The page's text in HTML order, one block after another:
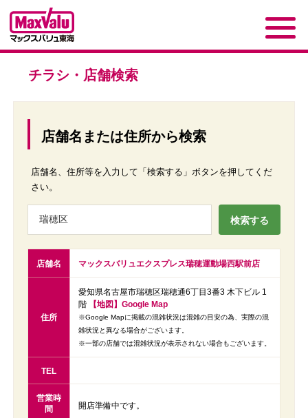
チラシ・店舗検索
店舗名または住所から検索
店舗名、住所等を入力して「検索する」ボタンを押してくだ
さい。
店舗名 マックスバリュエクスプレス瑞穂運動場西駅前店
住所
愛知県名古屋市瑞穂区瑞穂通6丁目3番3 木下ビル 1
階
【地図】Google Map
※Google Mapに掲載の混雑状況は混雑の目安の為、実際の混
雑状況と異なる場合がございます。
※一部の店舗では混雑状況が表示されない場合もございます。
TEL
営業時
間
開店準備中です。